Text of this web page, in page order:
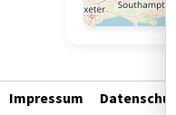
Impressum Datenschutz